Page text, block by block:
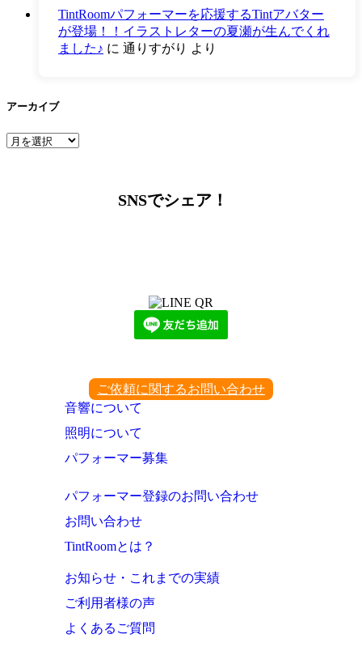
TintRoomパフォーマーを応援するTintアバター
が登場！！イラストレターの夏瀬が生んでくれ
ました♪ に 通りすがり より
アーカイブ
ア
SNSでシェア！
ご依頼に関するお問い合わせ
音響について
照明について
パフォーマー募集
パフォーマー登録のお問い合わせ
お問い合わせ
TintRoomとは？
お知らせ・これまでの実績
ご利用者様の声
よくあるご質問